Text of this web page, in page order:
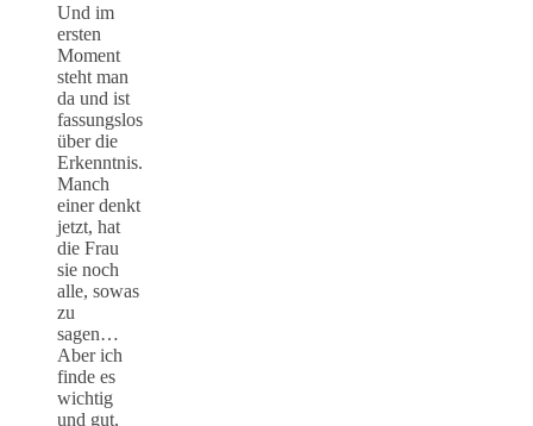
Und im
ersten
Moment
steht man
da und ist
fassungslos
über die
Erkenntnis.
Manch
einer denkt
jetzt, hat
die Frau
sie noch
alle, sowas
zu
sagen…
Aber ich
finde es
wichtig
und gut,